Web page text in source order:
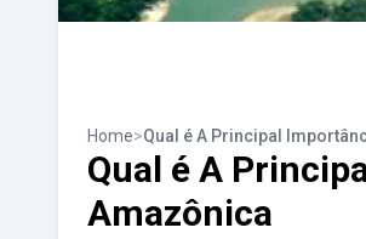
Home>Qual é A Principal
Qual é A
Amazônica